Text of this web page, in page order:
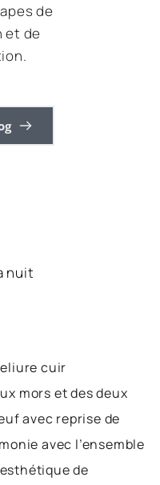
de
et de
nuit
cuir
mors et des deux
avec reprise de
avec l’ensemble
de